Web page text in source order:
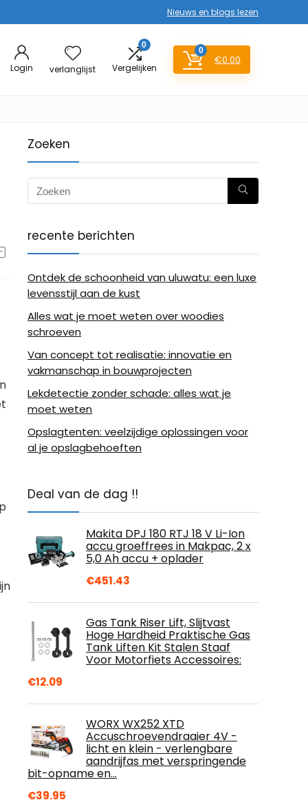
Nieuws en blogs lezen
Login verlanglijst
0
Vergelijken
0
€0.00
Zoeken
recente berichten
Ontdek de schoonheid van uluwatu: een luxe
levensstijl aan de kust
Alles wat je moet weten over woodies
schroeven
Van concept tot realisatie: innovatie en
vakmanschap in bouwprojecten
Lekdetectie zonder schade: alles wat je
moet weten
Opslagtenten: veelzijdige oplossingen voor
al je opslagbehoeften
Deal van de dag !!
Makita DPJ 180 RTJ 18 V Li-Ion
accu groeffrees in Makpac, 2 x
5,0 Ah accu + oplader
€451.43
Gas Tank Riser Lift, Slijtvast
Hoge Hardheid Praktische Gas
Tank Liften Kit Stalen Staaf
Voor Motorfiets Accessoires:
€12.09
WORX WX252 XTD
Accuschroevendraaier 4V -
licht en klein - verlengbare
aandrijfas met verspringende
bit-opname en…
€39.95